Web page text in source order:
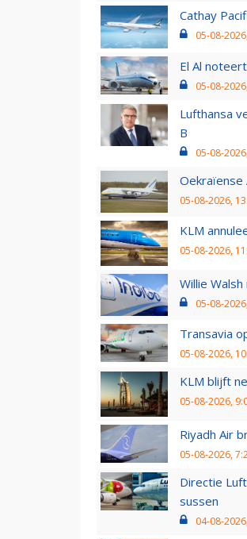
Cathay
05-08-
El Al
05-08-
Lufthansa
B
05-08-
Oekraïense
05-08-2026,
KLM
05-08-2026,
Willie
05-08-
Transavia
05-08-2026,
KLM blijft
05-08-2026,
Riyadh Air
05-08-2026,
Directie
sussen
04-08-